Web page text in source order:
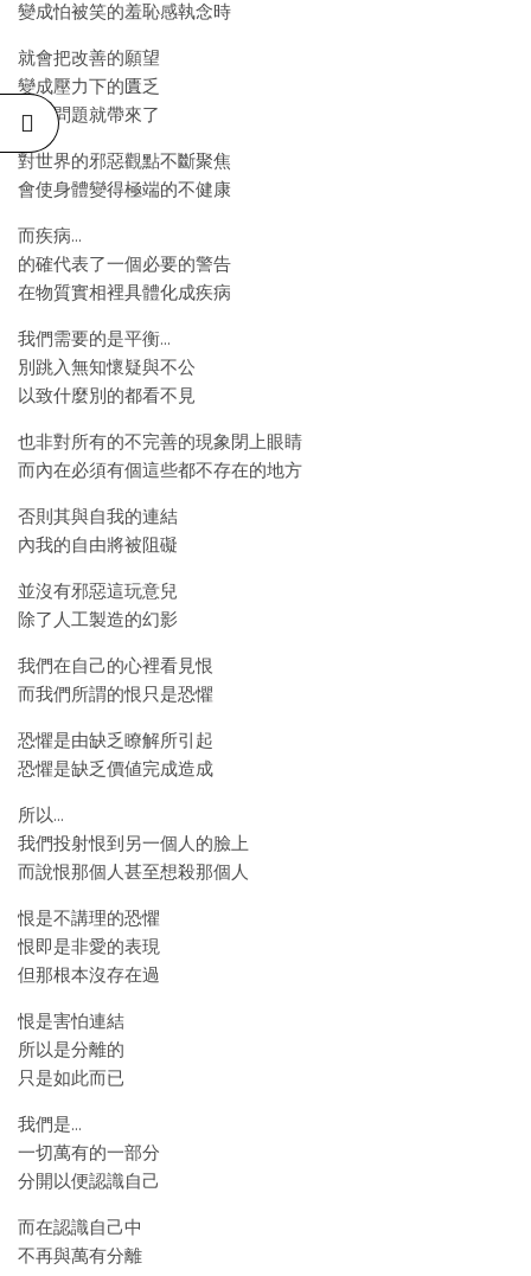
變成怕被笑的羞恥感執念時
就會把改善的願望
變成壓力下的匱乏
那麼問題就帶來了
對世界的邪惡觀點不斷聚焦
會使身體變得極端的不健康
而疾病…
的確代表了一個必要的警告
在物質實相裡具體化成疾病
我們需要的是平衡…
別跳入無知懷疑與不公
以致什麼別的都看不見
也非對所有的不完善的現象閉上眼睛
而內在必須有個這些都不存在的地方
否則其與自我的連結
內我的自由將被阻礙
並沒有邪惡這玩意兒
除了人工製造的幻影
我們在自己的心裡看見恨
而我們所謂的恨只是恐懼
恐懼是由缺乏瞭解所引起
恐懼是缺乏價値完成造成
所以…
我們投射恨到另一個人的臉上
而說恨那個人甚至想殺那個人
恨是不講理的恐懼
恨即是非愛的表現
但那根本沒存在過
恨是害怕連結
所以是分離的
只是如此而已
我們是…
一切萬有的一部分
分開以便認識自己
而在認識自己中
不再與萬有分離